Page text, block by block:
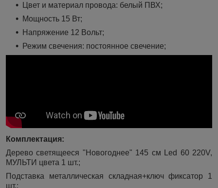
Цвет и материал провода: белый ПВХ;
Мощность 15 Вт;
Напряжение 12 Вольт;
Режим свечения: постоянное свечение;
Комплектация:
Дерево светящееся "Новогоднее" 145 см Led 60 220V,
МУЛЬТИ цвета 1 шт.;
Подставка металлическая складная+ключ фиксатор 1
шт.;